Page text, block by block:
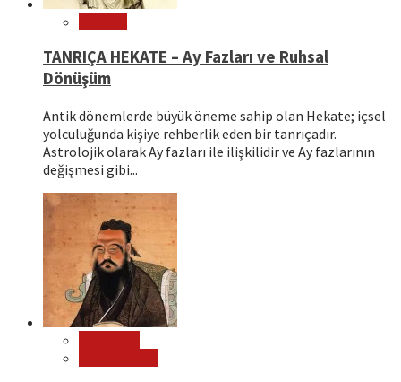
TANRIÇA HEKATE – Ay Fazları ve Ruhsal
Dönüşüm
Antik dönemlerde büyük öneme sahip olan Hekate; içsel
yolculuğunda kişiye rehberlik eden bir tanrıçadır.
Astrolojik olarak Ay fazları ile ilişkilidir ve Ay fazlarının
değişmesi gibi...